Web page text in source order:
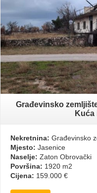
Građevinsko
Kuća
Nekretnina: Građevinsko
Mjesto: Jasenice
Naselje: Zaton Obrovački
Površina: 1920 m2
Cijena: 159.000 €